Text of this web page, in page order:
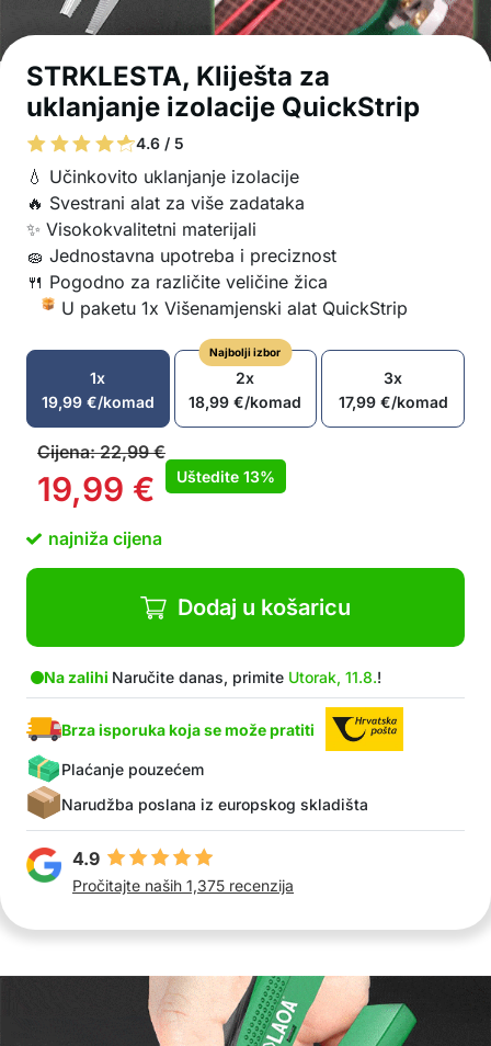
STRKLESTA, Kliješta za
uklanjanje izolacije QuickStrip
4.6 / 5
💧 Učinkovito uklanjanje izolacije
🔥 Svestrani alat za više zadataka
✨ Visokokvalitetni materijali
🧽 Jednostavna upotreba i preciznost
🍴 Pogodno za različite veličine žica
U paketu 1x Višenamjenski alat QuickStrip
1x
19,99 €/komad
Najbolji izbor
2x
18,99€/komad
3x
17,99 €/komad
Cijena:22,99€
19,99 € Uštedite 13%
najniža cijena
Dodaj u košaricu
Na zalihi Naručite danas, primite Utorak, 11.8.!
Brza isporuka koja se može pratiti
Plaćanje pouzećem
Narudžba poslana iz europskog skladišta
4.9
Pročitajte naših 1,375 recenzija